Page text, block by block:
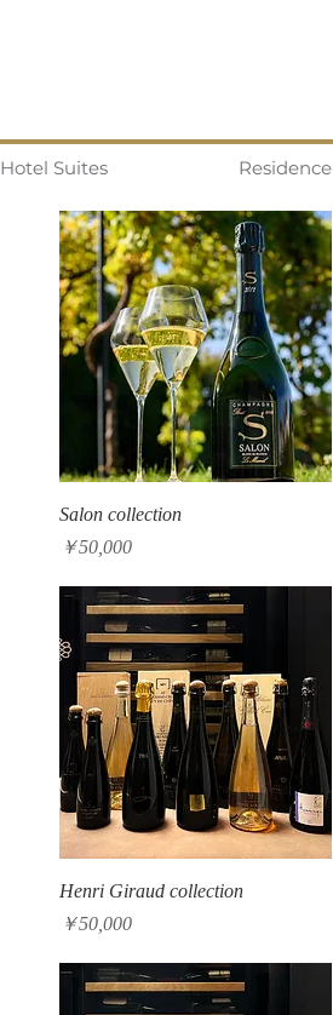
Hotel Suites Residence
クイックビュー
Salon collection
価格
￥50,000
クイックビュー
Henri Giraud collection
価格
￥50,000